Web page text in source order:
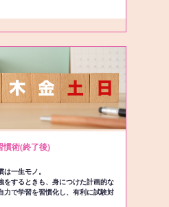
慣術(終了後)
一生モノ。
をするときも、身につけた計画的な
力で学習を習慣化し、有利に試験対